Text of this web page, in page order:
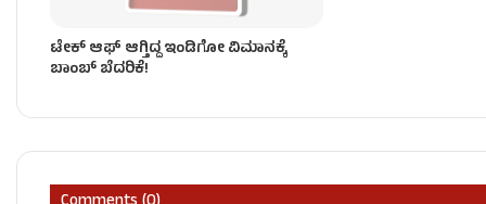
ಟೇಕ್‌ ಆಫ್‌ ಆಗ್ತಿದ್ದ ಇಂಡಿಗೋ ವಿಮಾನಕ್ಕೆ
ಬಾಂಬ್ ಬೆದರಿಕೆ!